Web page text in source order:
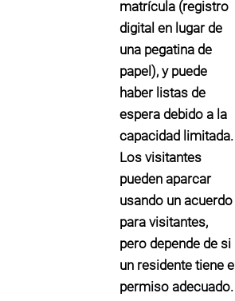
matrícula (registro
digital en lugar de
una pegatina de
papel), y puede
haber listas de
espera debido a la
capacidad limitada.
Los visitantes
pueden aparcar
usando un acuerdo
para visitantes,
pero depende de si
un residente tiene el
permiso adecuado.